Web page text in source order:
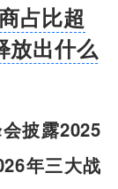
占比超
放出什么
披露2025
年三大战